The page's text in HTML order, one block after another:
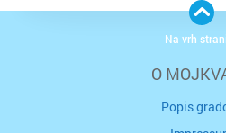
O
Popis
Na vrh